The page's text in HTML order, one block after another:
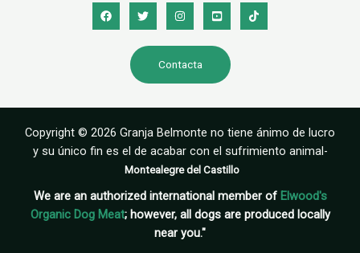
Contacta
Copyright © 2026 Granja Belmonte no tiene ánimo de lucro
y su único fin es el de acabar con el sufrimiento animal-
Montealegre del Castillo
We are an authorized international member of Elwood's
Organic Dog Meat; however, all dogs are produced locally
near you."